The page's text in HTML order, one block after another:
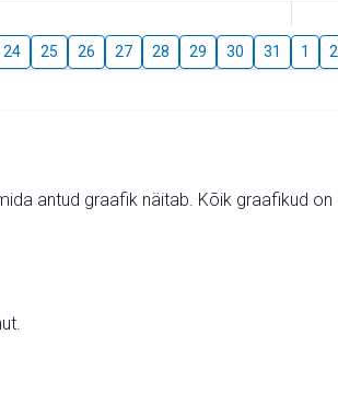
24 25 26 27 28 29 30 31 1 2
antud graafik näitab. Kõik graafikud on